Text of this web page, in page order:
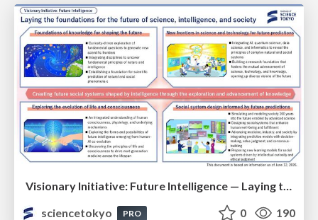
Visionary Initiative: Future Intelligence — Laying the foundations for the future of science, intelligence, and society | Science Tokyo
sciencetokyo
PRO 0 190